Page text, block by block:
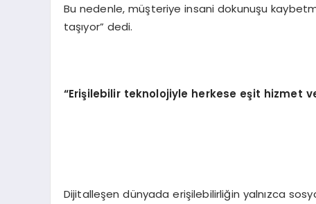
Bu nedenle, müşteriye insani dokunuşu
taşıyor” dedi.
“Erişilebilir teknolojiyle herkese eşit hizmet
Dijitalleşen dünyada erişilebilirliğin yalnızca